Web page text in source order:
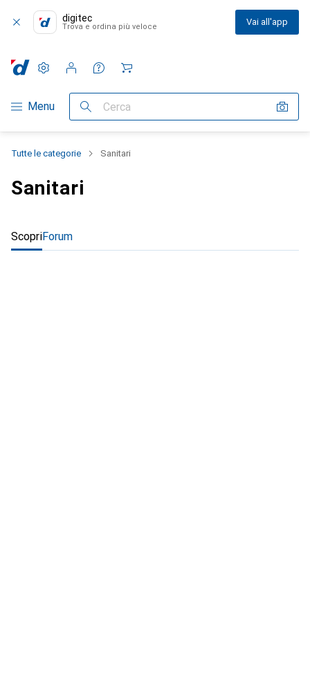
digitec
Trova e ordina più veloce Vai all'app
Categoria Navigazione
Menu Cerca
Impostazioni
Conto cliente
Liste di confronto
Liste dei desideri
Carrello
Tutte le categorie Sanitari
Sanitari
ScopriForum